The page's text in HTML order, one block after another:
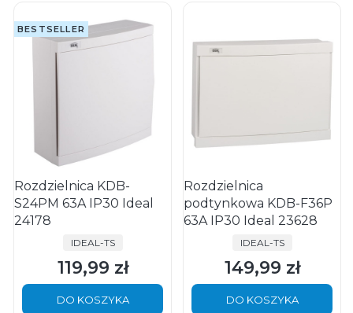
BESTSELLER
Rozdzielnica KDB-
S24PM 63A IP30 Ideal
24178
PRODUCENT
IDEAL-TS
Cena
119,99 zł
DO KOSZYKA
Rozdzielnica
podtynkowa KDB-F36P
63A IP30 Ideal 23628
PRODUCENT
IDEAL-TS
Cena
149,99 zł
DO KOSZYKA